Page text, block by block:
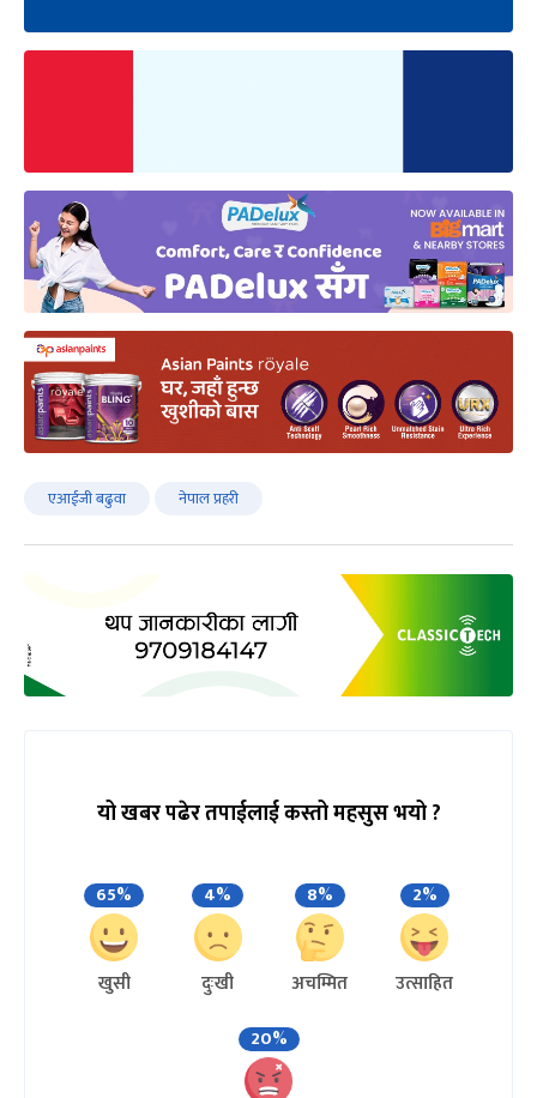
एआईजी बढुवा नेपाल प्रहरी
यो खबर पढेर तपाईलाई कस्तो महसुस भयो ?
65%
खुसी
4%
दुःखी
8%
अचम्मित
2%
उत्साहित
20%